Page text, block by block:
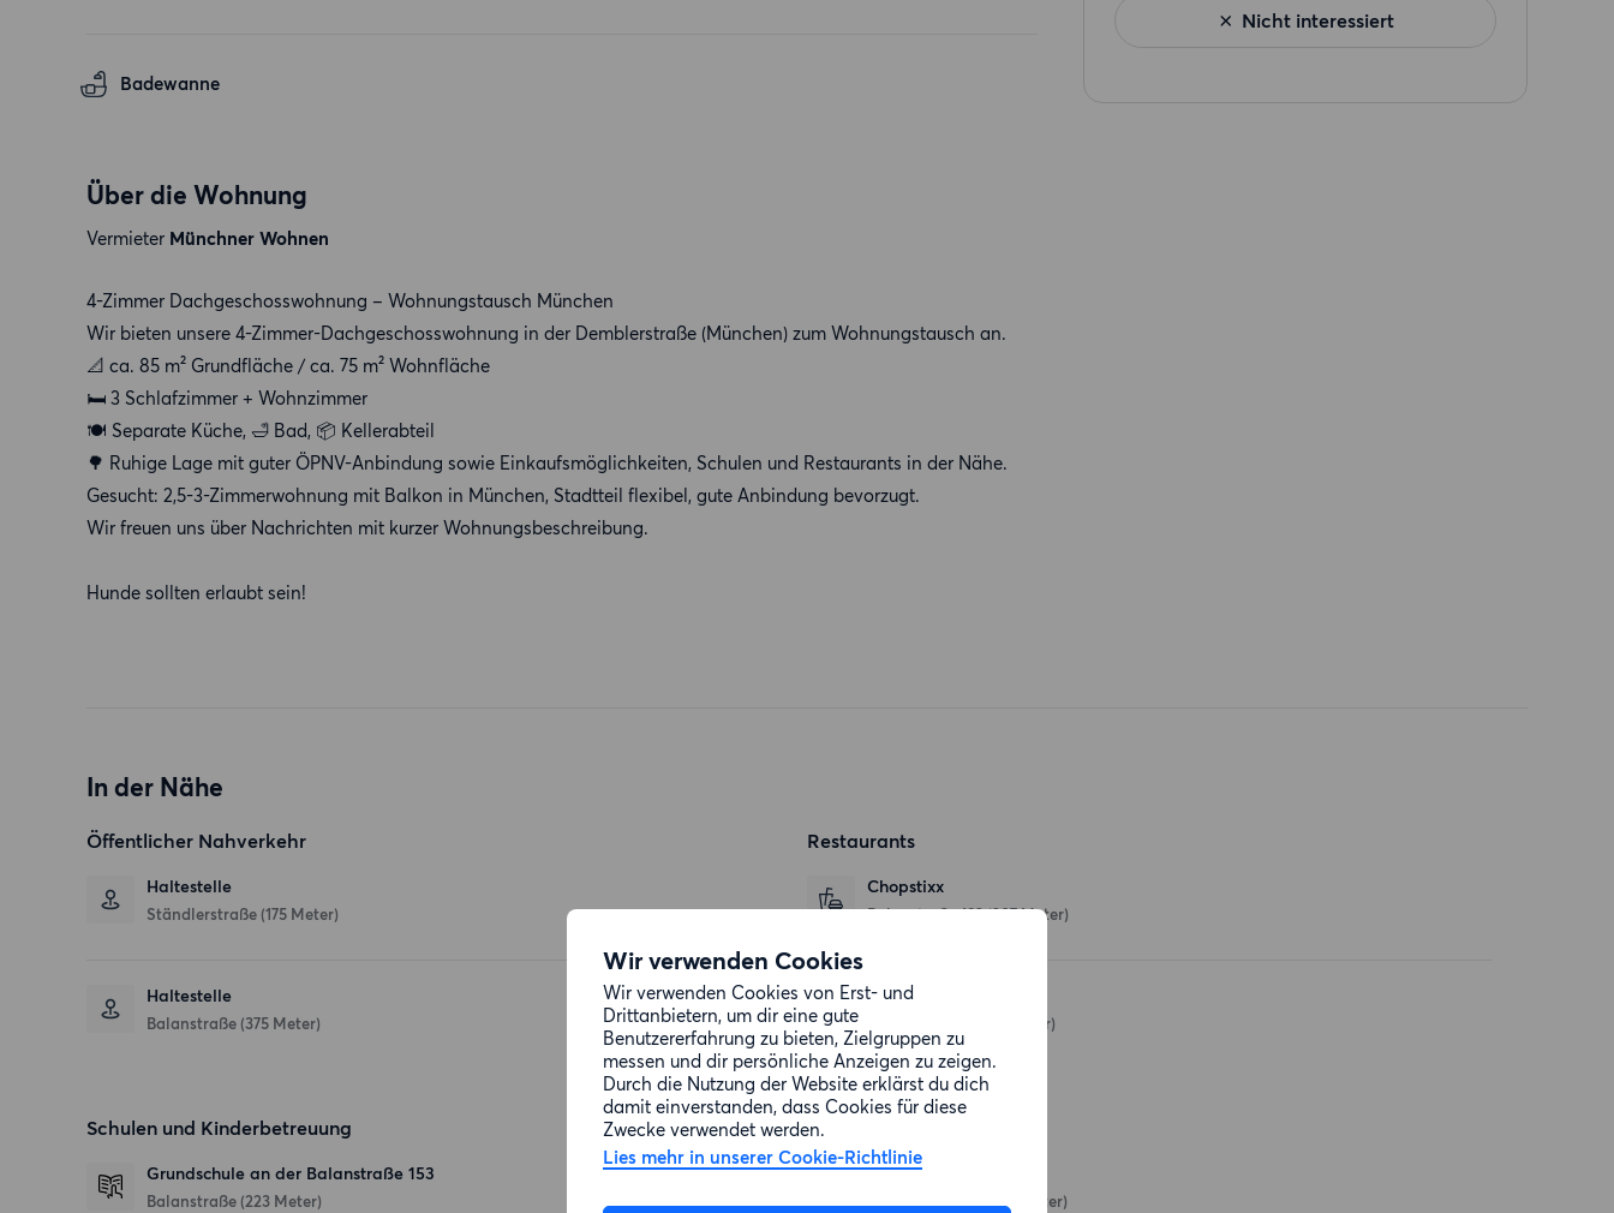
Wir verwenden Cookies
Wir verwenden Cookies von Erst- und
Drittanbietern, um dir eine gute
Benutzererfahrung zu bieten, Zielgruppen zu
messen und dir persönliche Anzeigen zu zeigen.
Durch die Nutzung der Website erklärst du dich
damit einverstanden, dass Cookies für diese
Zwecke verwendet werden.
Lies mehr in unserer Cookie-Richtlinie
Badewanne
Über die Wohnung
Vermieter Münchner Wohnen
4-Zimmer Dachgeschosswohnung – Wohnungstausch München
Wir bieten unsere 4-Zimmer-Dachgeschosswohnung in der Demblerstraße (München) zum Wohnungstausch an.
📐 ca. 85 m² Grundfläche / ca. 75 m² Wohnfläche
🛏 3 Schlafzimmer + Wohnzimmer
🍽 Separate Küche, 🛁 Bad, 📦 Kellerabteil
🌳 Ruhige Lage mit guter ÖPNV-Anbindung sowie Einkaufsmöglichkeiten, Schulen und Restaurants in der Nähe.
Gesucht: 2,5-3-Zimmerwohnung mit Balkon in München, Stadtteil flexibel, gute Anbindung bevorzugt.
Wir freuen uns über Nachrichten mit kurzer Wohnungsbeschreibung.
Hunde sollten erlaubt sein!
Nicht interessiert
In der Nähe
Öffentlicher Nahverkehr
Haltestelle
Ständlerstraße (175 Meter)
Haltestelle
Balanstraße (375 Meter)
Restaurants
Chopstixx
Balanstraße 182(207 Meter)
Laola
(305 Meter)
Schulen und Kinderbetreuung
Grundschule an der Balanstraße 153
Balanstraße (223 Meter)
Einkaufsmöglichkeiten
Lidl
(219 Meter)